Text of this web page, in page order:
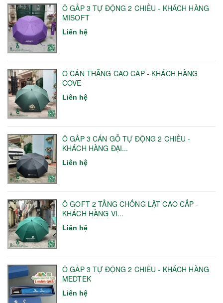
Ô GẤP 3 TỰ ĐỘNG 2 CHIỀU - KHÁCH HÀNG
MISOFT
Liên hệ
Ô CÁN THẲNG CAO CẤP - KHÁCH HÀNG
COVE
Liên hệ
Ô GẤP 3 CÁN GỖ TỰ ĐỘNG 2 CHIỀU -
KHÁCH HÀNG ĐẠI...
Liên hệ
Ô GOFT 2 TẦNG CHỐNG LẬT CAO CẤP -
KHÁCH HÀNG VI...
Liên hệ
Ô GẤP 3 TỰ ĐỘNG 2 CHIỀU - KHÁCH HÀNG
MEDTEK
Liên hệ